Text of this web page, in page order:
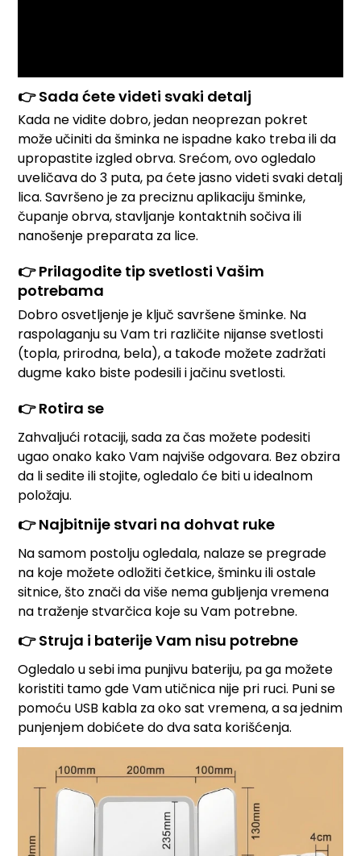
👉 Sada ćete videti svaki detalj
Kada ne vidite dobro, jedan neoprezan pokret
može učiniti da šminka ne ispadne kako treba ili da
upropastite izgled obrva. Srećom, ovo ogledalo
uveličava do 3 puta, pa ćete jasno videti svaki detalj
lica. Savršeno je za preciznu aplikaciju šminke,
čupanje obrva, stavljanje kontaktnih sočiva ili
nanošenje preparata za lice.
👉 Prilagodite tip svetlosti Vašim
potrebama
Dobro osvetljenje je ključ savršene šminke. Na
raspolaganju su Vam tri različite nijanse svetlosti
(topla, prirodna, bela), a takođe možete zadržati
dugme kako biste podesili i jačinu svetlosti.
👉 Rotira se
Zahvaljući rotaciji, sada za čas možete podesiti
ugao onako kako Vam najviše odgovara. Bez obzira
da li sedite ili stojite, ogledalo će biti u idealnom
položaju.
👉 Najbitnije stvari na dohvat ruke
Na samom postolju ogledala, nalaze se pregrade
na koje možete odložiti četkice, šminku ili ostale
sitnice, što znači da više nema gubljenja vremena
na traženje stvarčica koje su Vam potrebne.
👉 Struja i baterije Vam nisu potrebne
Ogledalo u sebi ima punjivu bateriju, pa ga možete
koristiti tamo gde Vam utičnica nije pri ruci. Puni se
pomoću USB kabla za oko sat vremena, a sa jednim
punjenjem dobićete do dva sata korišćenja.